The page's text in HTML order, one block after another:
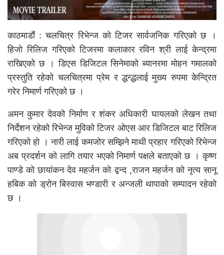
काठमाडौं : चलचित्र रिभेन्ज को टिजर सार्वजनिक गरिएको छ ।
हिजो रिलिज गरिएको टिजरमा कलाकार रविन श्री लाई केन्द्रमा
राखिएको छ । डिएस डिजिटल सिनेमाको ब्यानरमा मोहन गमालको
प्रस्तुति रहेको चलचित्रमा प्रेम र द्धन्द्धलाई मुख्य रुपमा केन्द्रित
गरेर निमार्ण गरिएको छ ।
अमन कुमार देवको निर्माण र शंकर अधिकारी घायलको लेखन तथा
निर्देशन रहेको रिभेन्ज मुविको टिजर ओएस आर डिजिटल बाट रिलिज
गरिएको हो । नारी लाई कमजोर सम्झिने माथी प्रहार गरिएको रिभेन्ज
अब प्रदर्शन को लागि तयार भएको निमार्ण पक्षले बताएको छ । कृष्ण
पाण्डे को छायांकन देव महर्जन को द्वन्द ,राजन महर्जन को नृत्य सानू
हबिक को ड्रोन बिस्वास भण्डारी र अन्जली थापाको सम्पादन रहेको
छ ।